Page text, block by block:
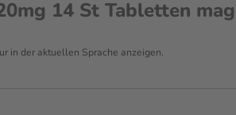
14 St Tabletten
in der aktuellen Sprache anzeigen.